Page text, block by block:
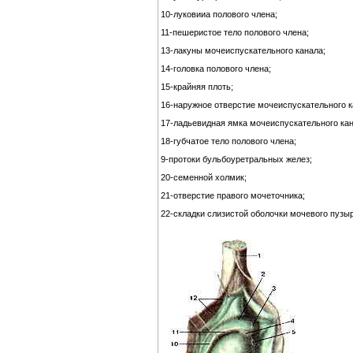
10-луковииа полового члена;
11-пешеристое тело полового члена;
13-лакуны мочеиспускательного канала;
14-головка полового члена;
15-крайняя плоть;
16-наружное отверстие мочеиспускательного
17-ладьевидная ямка мочеиспускательного
18-губчатое тело полового члена;
9-протоки бульбоуретральных желез;
20-семенной холмик;
21-отверстие правого мочеточника;
22-складки слизистой оболочки мочевого